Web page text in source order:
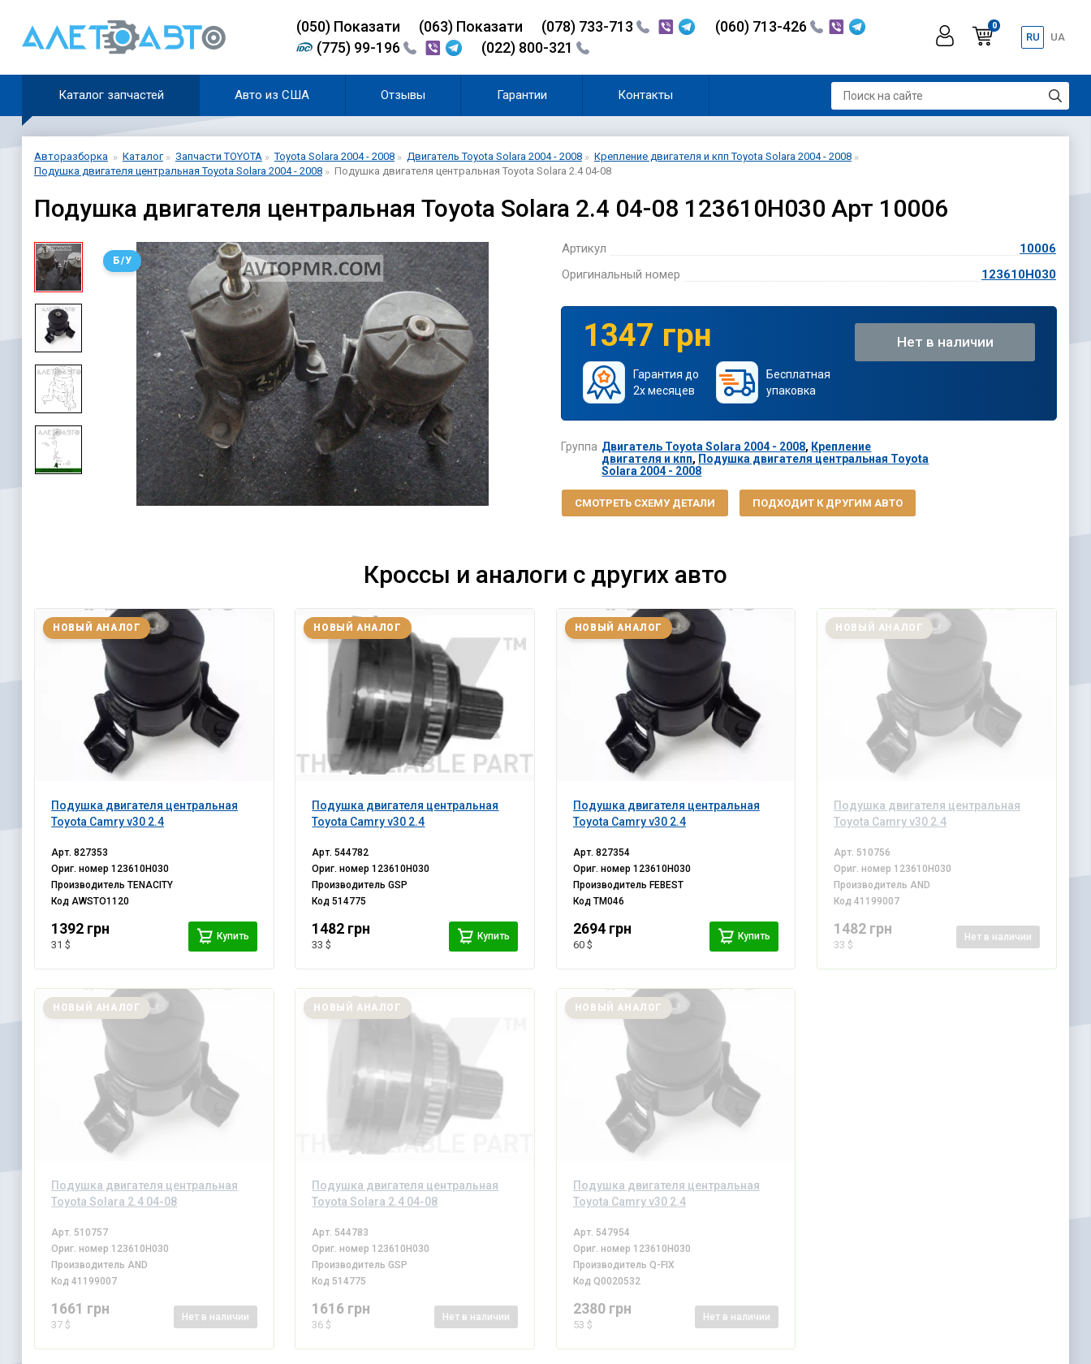
(050)Показати (063) Показати (078) 733-713
(060) 713-426
(775) 99-196
(022) 800-321
0
RU UA
Каталог запчастей Авто из США Отзывы Гарантии Контакты
Авторазборка Каталог Запчасти TOYOTA Toyota Solara 2004 - 2008 Двигатель Toyota Solara 2004 - 2008
Крепление двигателя и кпп Toyota Solara 2004 - 2008
Подушка двигателя центральная Toyota Solara 2004 - 2008
Подушка двигателя центральная Toyota Solara 2.4 04-08
Подушка двигателя центральная Toyota Solara 2.4 04-08 123610H030 Арт 10006
Б/У
Артикул
10006
Оригинальный номер
123610H030
1347 грн
Гарантия до
2х месяцев
Бесплатная
упаковка
Нет в наличии
Группа Двигатель Toyota Solara 2004 - 2008, Крепление
двигателя и кпп, Подушка двигателя центральная Toyota
Solara 2004 - 2008
СМОТРЕТЬ СХЕМУ ДЕТАЛИ ПОДХОДИТ К ДРУГИМ АВТО
Кроссы и аналоги с других авто
Подушка двигателя центральная
Toyota Camry v30 2.4
НОВЫЙ АНАЛОГ
Арт.827353
Ориг. номер123610H030
ПроизводительTENACITY
КодAWSTO1120
1392 грн
31 $
Купить
Подушка двигателя центральная
Toyota Camry v30 2.4
НОВЫЙ АНАЛОГ
Арт.544782
Ориг. номер123610H030
ПроизводительGSP
Код514775
1482 грн
33 $
Купить
Подушка двигателя центральная
Toyota Camry v30 2.4
НОВЫЙ АНАЛОГ
Арт. 827354
Ориг. номер 123610H030
Производитель FEBEST
Код TM046
2694 грн
60 $
Купить
Подушка двигателя центральная
Toyota Camry v30 2.4
НОВЫЙ АНАЛОГ
Арт. 510756
Ориг. номер 123610H030
Производитель AND
Код41199007
1482 грн
33 $
Нет в наличии
Подушка двигателя центральная
Toyota Solara 2.4 04-08
НОВЫЙ АНАЛОГ
Арт. 510757
Ориг. номер 123610H030
Производитель AND
Код41199007
1661 грн
37 $
Нет в наличии
Подушка двигателя центральная
Toyota Solara 2.4 04-08
НОВЫЙ АНАЛОГ
Арт. 544783
Ориг. номер 123610H030
Производитель GSP
Код 514775
1616 грн
36 $
Нет в наличии
Подушка двигателя центральная
Toyota Camry v30 2.4
НОВЫЙ АНАЛОГ
Арт. 547954
Ориг. номер 123610H030
Производитель Q-FIX
Код Q0020532
2380 грн
53 $
Нет в наличии